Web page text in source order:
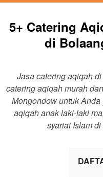
5+ Catering
di
Jasa catering aqiqah
catering aqiqah murah
Mongondow untuk
aqiqah anak laki-laki
syariat Islam